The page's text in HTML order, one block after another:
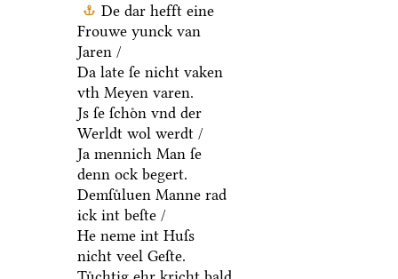
De dar hefft eine
Frouwe yunck van
Jaren /
Da late ſe nicht vaken
vth Meyen varen.
Js ſe ſchoͤn vnd der
Werldt wol werdt /
Ja mennich Man ſe
denn ock begert.
Demſuͤluen Manne rad
ick int beſte /
He neme int Huſs
nicht veel Geſte.